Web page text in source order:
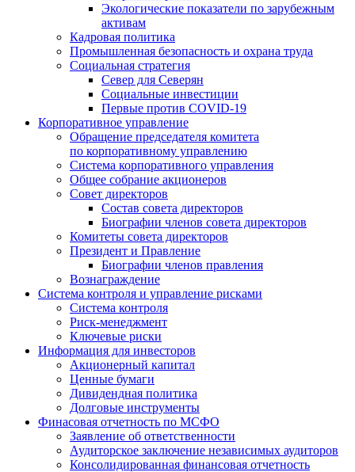
Экологические показатели по зарубежным
активам
Кадровая политика
Промышленная безопасность и охрана труда
Социальная стратегия
Север для Северян
Социальные инвестиции
Первые против COVID‑19
Корпоративное управление
Обращение председателя комитета
по корпоративному управлению
Система корпоративного управления
Общее собрание акционеров
Совет директоров
Состав совета директоров
Биографии членов совета директоров
Комитеты совета директоров
Президент и Правление
Биографии членов правления
Вознаграждение
Система контроля и управление рисками
Система контроля
Риск-менеджмент
Ключевые риски
Информация для инвесторов
Акционерный капитал
Ценные бумаги
Дивидендная политика
Долговые инструменты
Финасовая отчетность по МСФО
Заявление об ответственности
Аудиторское заключение независимых аудиторов
Консолидированная финансовая отчетность